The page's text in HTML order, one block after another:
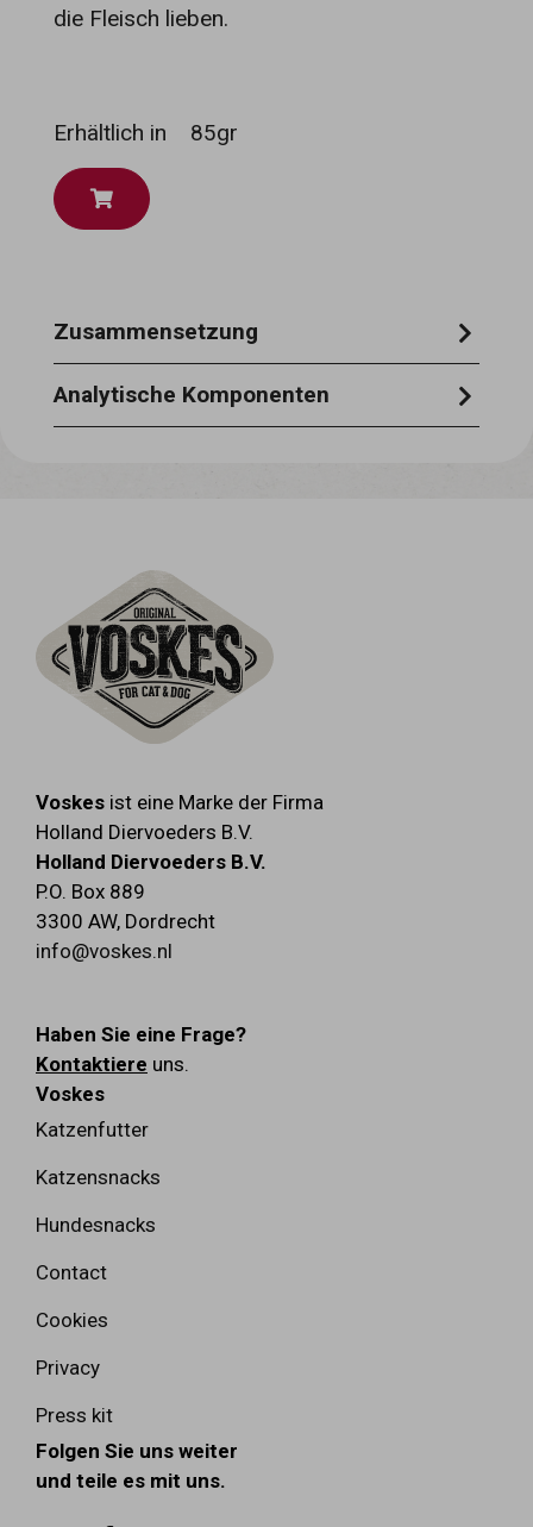
die Fleisch lieben.
Erhältlich in 85gr
Zusammensetzung
huhn 21%, rindfleisch 11%, pflanzliche
gelatine 1,5%, tapiokastärke, glycin, xylose,
Analytische Komponenten
Voskes ist eine Marke der Firma
Holland Diervoeders B.V.
Holland Diervoeders B.V.
P.O. Box 889
3300 AW, Dordrecht
info@voskes.nl
Haben Sie eine Frage?
Kontaktiere uns.
Voskes
Katzenfutter
Katzensnacks
Hundesnacks
Contact
Cookies
Privacy
Press kit
Folgen Sie uns weiter
und teile es mit uns.